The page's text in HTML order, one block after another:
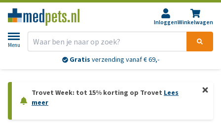
InloggenWinkelwagen
Menu
Gratis verzending vanaf € 69,-
Trovet Week: tot 15% korting op Trovet Lees
meer